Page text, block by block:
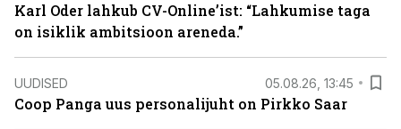
Karl Oder lahkub CV-Online’ist: “Lahkumise taga
on isiklik ambitsioon areneda.”
UUDISED 05.08.26, 13:45
Coop Panga uus personalijuht on Pirkko Saar